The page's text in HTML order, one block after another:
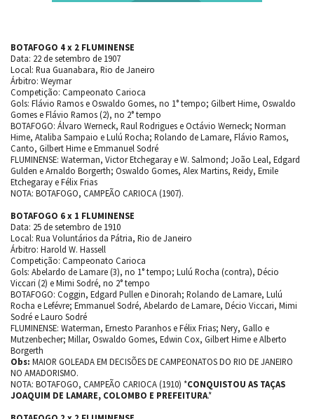
BOTAFOGO 4 x 2 FLUMINENSE
Data: 22 de setembro de 1907
Local: Rua Guanabara, Rio de Janeiro
Árbitro: Weymar
Competição: Campeonato Carioca
Gols: Flávio Ramos e Oswaldo Gomes, no 1° tempo; Gilbert Hime, Oswaldo
Gomes e Flávio Ramos (2), no 2° tempo
BOTAFOGO: Álvaro Werneck, Raul Rodrigues e Octávio Werneck; Norman
Hime, Ataliba Sampaio e Lulú Rocha; Rolando de Lamare, Flávio Ramos,
Canto, Gilbert Hime e Emmanuel Sodré
FLUMINENSE: Waterman, Victor Etchegaray e W. Salmond; João Leal, Edgard
Gulden e Arnaldo Borgerth; Oswaldo Gomes, Alex Martins, Reidy, Emile
Etchegaray e Félix Frias
NOTA: BOTAFOGO, CAMPEÃO CARIOCA (1907).
BOTAFOGO 6 x 1 FLUMINENSE
Data: 25 de setembro de 1910
Local: Rua Voluntários da Pátria, Rio de Janeiro
Árbitro: Harold W. Hassell
Competição: Campeonato Carioca
Gols: Abelardo de Lamare (3), no 1° tempo; Lulú Rocha (contra), Décio
Viccari (2) e Mimi Sodré, no 2° tempo
BOTAFOGO: Coggin, Edgard Pullen e Dinorah; Rolando de Lamare, Lulú
Rocha e Lefévre; Emmanuel Sodré, Abelardo de Lamare, Décio Viccari, Mimi
Sodré e Lauro Sodré
FLUMINENSE: Waterman, Ernesto Paranhos e Félix Frias; Nery, Gallo e
Mutzenbecher; Millar, Oswaldo Gomes, Edwin Cox, Gilbert Hime e Alberto
Borgerth
Obs: MAIOR GOLEADA EM DECISÕES DE CAMPEONATOS DO RIO DE JANEIRO
NO AMADORISMO.
NOTA: BOTAFOGO, CAMPEÃO CARIOCA (1910) *CONQUISTOU AS TAÇAS
JOAQUIM DE LAMARE, COLOMBO E PREFEITURA.*